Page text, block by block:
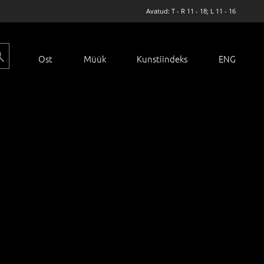
Avatud: T - R 11 - 18; L 11 - 16
Ost Müük Kunstiindeks ENG